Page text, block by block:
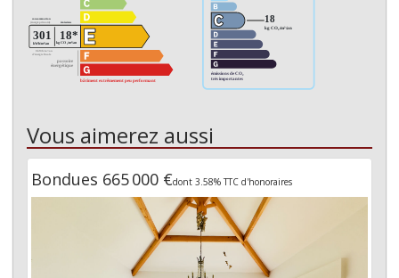
Vous aimerez aussi
Bondues 665 000 €dont 3.58% TTC d'honoraires